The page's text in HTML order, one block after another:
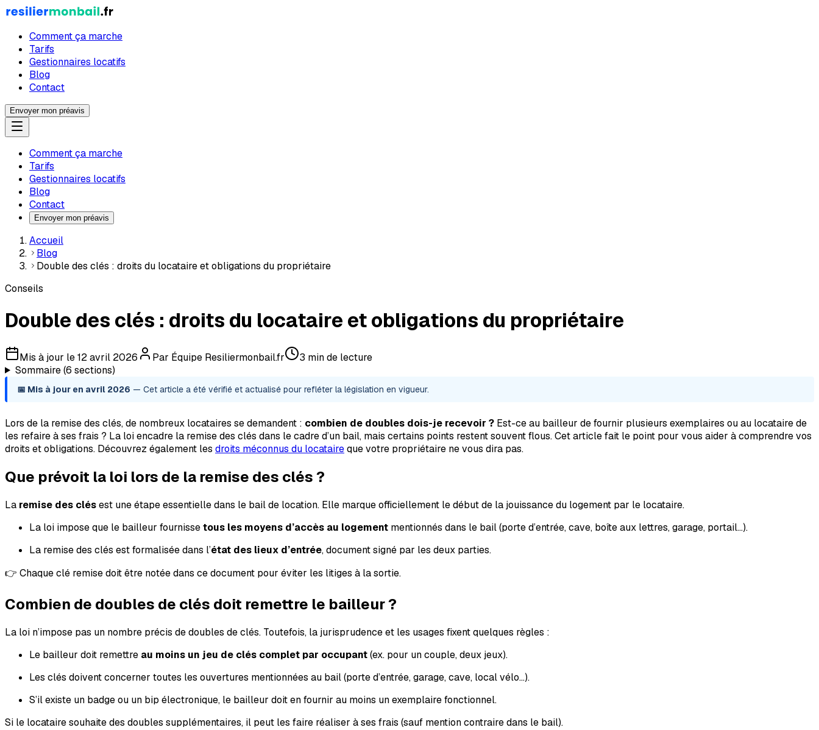
Comment ça marche
Tarifs
Gestionnaires locatifs
Blog
Contact
Envoyer mon préavis
Comment ça marche
Tarifs
Gestionnaires locatifs
Blog
Contact
Envoyer mon préavis
Accueil
Blog
Double des clés : droits du locataire et obligations du propriétaire
Conseils
Double des clés : droits du locataire et obligations du propriétaire
Mis à jour le12 avril 2026 Par Équipe Resiliermonbail.fr 3 min de lecture
Sommaire (6 sections)
📅 Mis à jour en avril 2026 — Cet article a été vérifié et actualisé pour refléter la législation en vigueur.
Lors de la remise des clés, de nombreux locataires se demandent : combien de doubles dois-je recevoir ? Est-ce au bailleur de fournir plusieurs exemplaires ou au locataire de
les refaire à ses frais ? La loi encadre la remise des clés dans le cadre d’un bail, mais certains points restent souvent flous. Cet article fait le point pour vous aider à comprendre vos
droits et obligations. Découvrez également les droits méconnus du locataireque votre propriétaire ne vous dira pas.
Que prévoit la loi lors de la remise des clés ?
La remise des clésest une étape essentielle dans le bail de location. Elle marque officiellement le début de la jouissance du logement par le locataire.
La loi impose que le bailleur fournissetous les moyens d’accès au logement mentionnés dans le bail (porte d’entrée, cave, boîte aux lettres, garage, portail…).
La remise des clés est formalisée dans l’état des lieux d’entrée, document signé par les deux parties.
👉 Chaque clé remise doit être notée dans ce document pour éviter les litiges à la sortie.
Combien de doubles de clés doit remettre le bailleur ?
La loi n’impose pas un nombre précis de doubles de clés. Toutefois, la jurisprudence et les usages fixent quelques règles :
Le bailleur doit remettre au moins un jeu de clés complet par occupant(ex. pour un couple, deux jeux).
Les clés doivent concerner toutes les ouvertures mentionnées au bail (porte d’entrée, garage, cave, local vélo…).
S’il existe un badge ou un bip électronique, le bailleur doit en fournir au moins un exemplaire fonctionnel.
Si le locataire souhaite des doubles supplémentaires, il peut les faire réaliser à ses frais (sauf mention contraire dans le bail).